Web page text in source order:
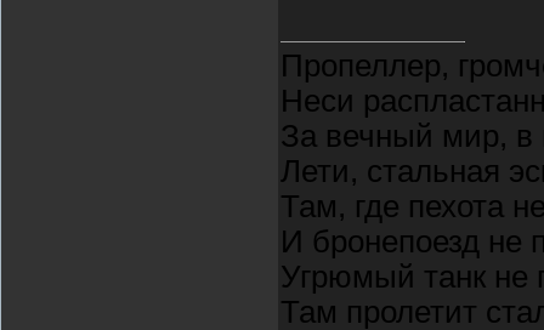
Пропеллер,
Неси
За вечный мир, в
Лети, стальная
Там, где пехота
И бронепоезд не
Угрюмый танк не
Там пролетит